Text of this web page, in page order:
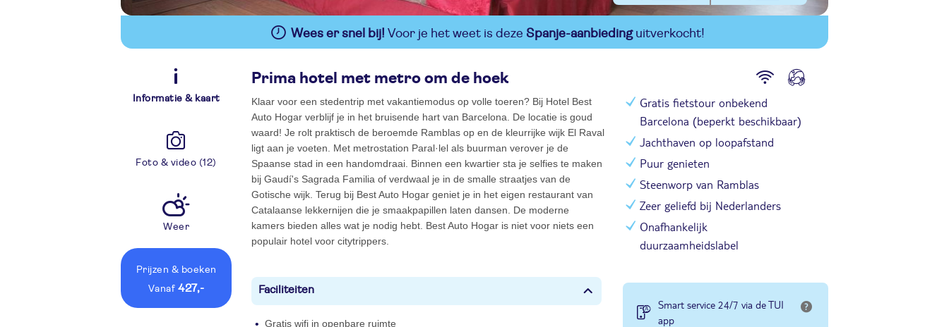
Wees er snel bij! Voor je het weet is deze Spanje-aanbiedinguitverkocht!
Informatie & kaart
Foto & video (12)
Weer
Prijzen & boeken
vanaf 427,-
Prima hotel met metro om de hoek
Klaar voor een stedentrip met vakantiemodus op volle toeren? Bij Hotel Best
Auto Hogar verblijf je in het bruisende hart van Barcelona. De locatie is goud
waard! Je rolt praktisch de beroemde Ramblas op en de kleurrijke wijk El Raval
ligt aan je voeten. Met metrostation Paral·lel als buurman verover je de
Spaanse stad in een handomdraai. Binnen een kwartier sta je selfies te maken
bij Gaudí's Sagrada Familia of verdwaal je in de smalle straatjes van de
Gotische wijk. Terug bij Best Auto Hogar geniet je in het eigen restaurant van
Catalaanse lekkernijen die je smaakpapillen laten dansen. De moderne
kamers bieden alles wat je nodig hebt. Best Auto Hogar is niet voor niets een
populair hotel voor citytrippers.
Faciliteiten
Gratis wifi in openbare ruimte
Gratis fietstour onbekend
Barcelona (beperkt beschikbaar)
Jachthaven op loopafstand
Puur genieten
Steenworp van Ramblas
Zeer geliefd bij Nederlanders
Onafhankelijk
duurzaamheidslabel
Smart service 24/7 via de TUI
app